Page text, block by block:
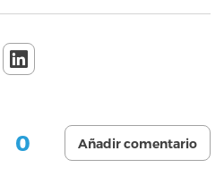
0 Añadir comentario